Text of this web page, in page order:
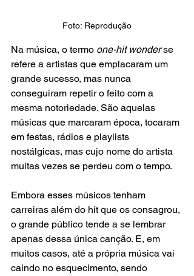
Foto: Reprodução
Na música, o termo one-hit wonder se
refere a artistas que emplacaram um
grande sucesso, mas nunca
conseguiram repetir o feito com a
mesma notoriedade. São aquelas
músicas que marcaram época, tocaram
em festas, rádios e playlists
nostálgicas, mas cujo nome do artista
muitas vezes se perdeu com o tempo.
Embora esses músicos tenham
carreiras além do hit que os consagrou,
o grande público tende a se lembrar
apenas dessa única canção. E, em
muitos casos, até a própria música vai
caindo no esquecimento, sendo